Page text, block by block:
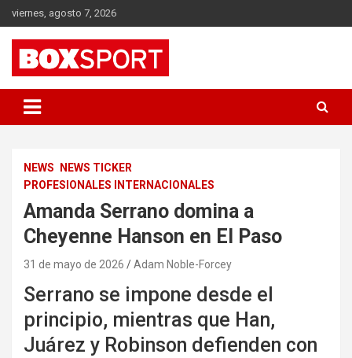
Skip
to
content
viernes, agosto 7, 2026
BOXSPORT
NEWS
NEWS TICKER
PROFESIONALES INTERNACIONALES
Amanda Serrano domina a
Cheyenne Hanson en El Paso
31 de mayo de 2026 Adam Noble-Forcey
Serrano se impone desde el
principio, mientras que Han,
Juárez y Robinson defienden con